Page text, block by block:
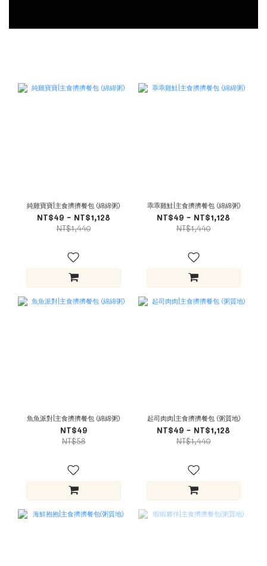
純雞寶寶|主食擠擠餐包 (綿綿粥)
NT$49 ~ NT$1,128
NT$1,440
乖乖雞鮭|主食擠擠餐包 (綿綿粥)
NT$49 ~ NT$1,128
NT$1,440
魚魚派對|主食擠擠餐包 (綿綿粥)
NT$49
NT$58
起司肉肉|主食擠擠餐包 (粥質地)
NT$49 ~ NT$1,128
NT$1,440